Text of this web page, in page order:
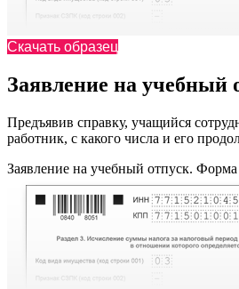
Скачать образец
Заявление на учебный
Предъявив справку, учащийся
работник, с какого числа и его
Заявление на учебный отпуск. Форма